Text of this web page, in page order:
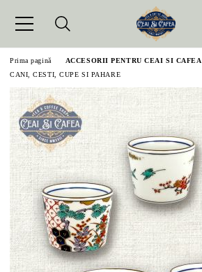
Prima pagină
ACCESORII PENTRU CEAI SI CAFEA
CANI, CESTI, CUPE SI PAHARE